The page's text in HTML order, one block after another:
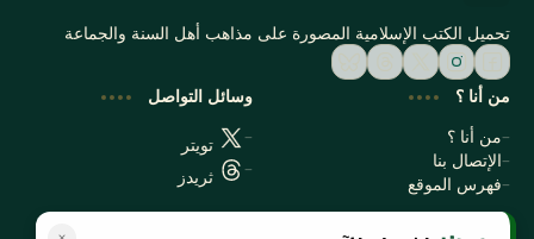
تحميل الكتب الإسلامية المصورة على مذاهب أهل السنة والجماعة
من أنا ؟
من أنا ؟
الإتصال بنا
فهرس الموقع
وسائل التواصل
تويتر
ثريدز